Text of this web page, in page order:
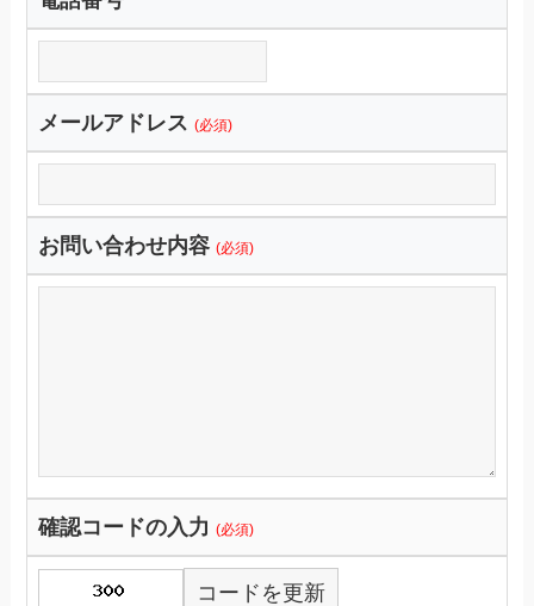
メールアドレス (必須)
お問い合わせ内容 (必須)
確認コードの入力(必須)
コードを更新